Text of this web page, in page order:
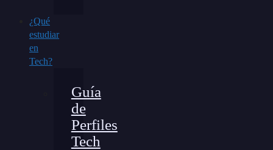
¿Qué
estudiar
en
Tech?
Guía
de
Perfiles
Tech